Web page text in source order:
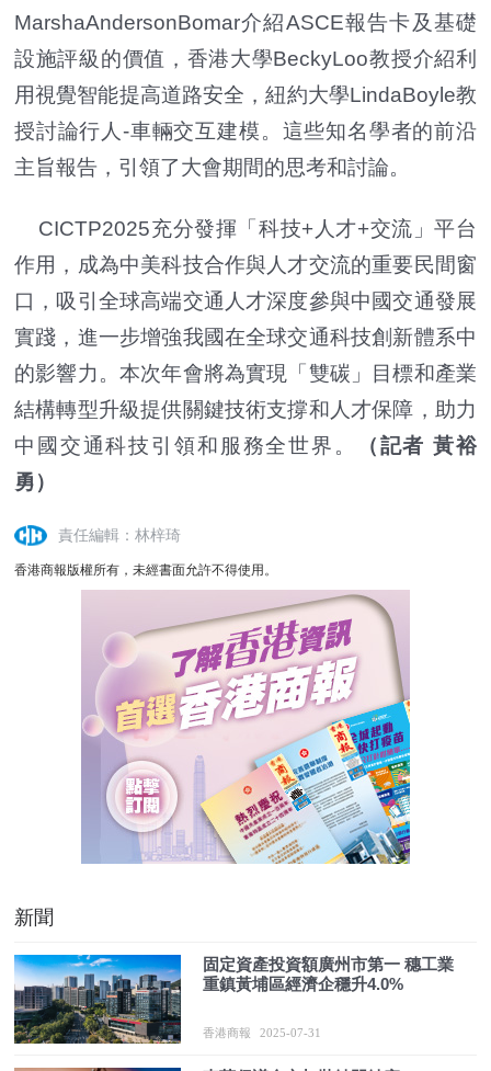
MarshaAndersonBomar介紹ASCE報告卡及基礎
設施評級的價值，香港大學BeckyLoo教授介紹利
用視覺智能提高道路安全，紐約大學LindaBoyle教
授討論行人-車輛交互建模。這些知名學者的前沿
主旨報告，引領了大會期間的思考和討論。
CICTP2025充分發揮「科技+人才+交流」平台
作用，成為中美科技合作與人才交流的重要民間窗
口，吸引全球高端交通人才深度參與中國交通發展
實踐，進一步增強我國在全球交通科技創新體系中
的影響力。本次年會將為實現「雙碳」目標和產業
結構轉型升級提供關鍵技術支撐和人才保障，助力
中國交通科技引領和服務全世界。
（記者 黃裕
勇）
責任編輯：林梓琦
香港商報版權所有，未經書面允許不得使用。
新聞
固定資產投資額廣州市第一 穗工業
重鎮黃埔區經濟企穩升4.0%
香港商報 2025-07-31